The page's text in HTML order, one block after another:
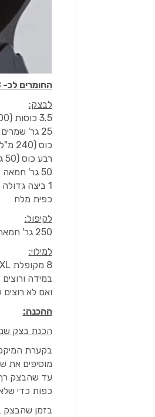
החומרים לכ- 8 קרואסונים
לבצק:
3.5 כוסות (500 גר') קמח לבן
25 גר' שמרים טריים (חצי חבילה) או כף שמרים יבשים
כוס (240 מ"ל) חלב פושר
רבע כוס (50 גר') סוכר
50 גר' חמאה רכה
1 ביצה גדולה
כפית מלח
לקיפול:
250 גר' חמאה רכה
למילוי:
8 מקופלת XL בטעם שאוהבים (חלב, מריר או לבן)
במידה
ואם לא
ההכנה:
הכנת בצק
בקערת
מוסיפים את
כפות כדי
בזמן שהבצק